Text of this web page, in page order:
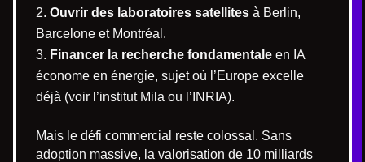
Ouvrir des laboratoires satellites à Berlin,
Barcelone et Montréal.
Financer la recherche fondamentale en IA
économe en énergie, sujet où l’Europe excelle
déjà (voir l’institut Mila ou l’INRIA).
Mais le défi commercial reste colossal. Sans
adoption massive, la valorisation de 10 milliards